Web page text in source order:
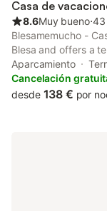
Casa de
8.6Muy bueno⋅43
Blesamemucho -
Blesa and offers a
features mountain
Aparcamiento
Cancelación
desde 138 € por